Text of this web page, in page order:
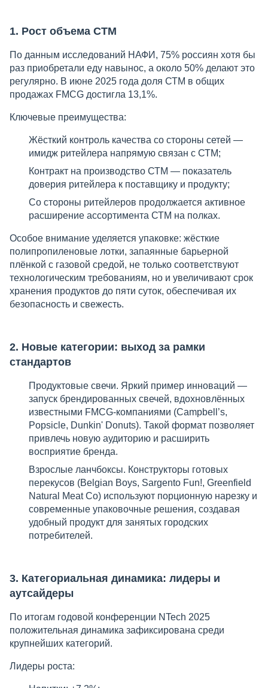
1. Рост объема СТМ
По данным исследований НАФИ, 75% россиян хотя бы
раз приобретали еду навынос, а около 50% делают это
регулярно. В июне 2025 года доля СТМ в общих
продажах FMCG достигла 13,1%.
Ключевые преимущества:
Жёсткий контроль качества со стороны сетей —
имидж ритейлера напрямую связан с СТМ;
Контракт на производство СТМ — показатель
доверия ритейлера к поставщику и продукту;
Со стороны ритейлеров продолжается активное
расширение ассортимента СТМ на полках.
Особое внимание уделяется упаковке: жёсткие
полипропиленовые лотки, запаянные барьерной
плёнкой с газовой средой, не только соответствуют
технологическим требованиям, но и увеличивают срок
хранения продуктов до пяти суток, обеспечивая их
безопасность и свежесть.
2. Новые категории: выход за рамки
стандартов
Продуктовые свечи. Яркий пример инноваций —
запуск брендированных свечей, вдохновлённых
известными FMCG-компаниями (Campbell’s,
Popsicle, Dunkin' Donuts). Такой формат позволяет
привлечь новую аудиторию и расширить
восприятие бренда.
Взрослые ланчбоксы. Конструкторы готовых
перекусов (Belgian Boys, Sargento Fun!, Greenfield
Natural Meat Co) используют порционную нарезку и
современные упаковочные решения, создавая
удобный продукт для занятых городских
потребителей.
3. Категориальная динамика: лидеры и
аутсайдеры
По итогам годовой конференции NTech 2025
положительная динамика зафиксирована среди
крупнейших категорий.
Лидеры роста: